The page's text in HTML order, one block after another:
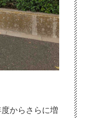
からさらに増